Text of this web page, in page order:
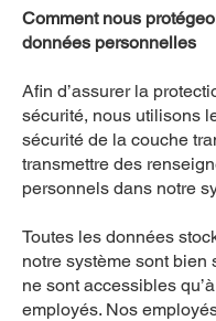
Comment nous
données personnelles
Afin d’assurer la
sécurité, nous utilisons
sécurité de la couche
transmettre des
personnels dans notre
Toutes les données
notre système sont bien
ne sont accessibles
employés. Nos